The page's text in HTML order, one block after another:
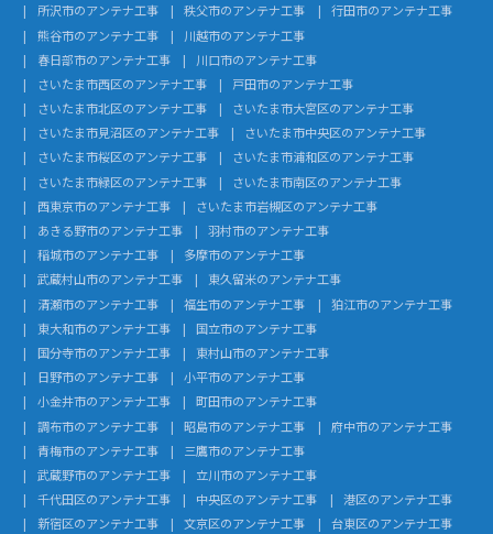
所沢市のアンテナ工事
秩父市のアンテナ工事
行田市のアンテナ工事
熊谷市のアンテナ工事
川越市のアンテナ工事
春日部市のアンテナ工事
川口市のアンテナ工事
さいたま市西区のアンテナ工事
戸田市のアンテナ工事
さいたま市北区のアンテナ工事
さいたま市大宮区のアンテナ工事
さいたま市見沼区のアンテナ工事
さいたま市中央区のアンテナ工事
さいたま市桜区のアンテナ工事
さいたま市浦和区のアンテナ工事
さいたま市緑区のアンテナ工事
さいたま市南区のアンテナ工事
西東京市のアンテナ工事
さいたま市岩槻区のアンテナ工事
あきる野市のアンテナ工事
羽村市のアンテナ工事
稲城市のアンテナ工事
多摩市のアンテナ工事
武蔵村山市のアンテナ工事
東久留米のアンテナ工事
清瀬市のアンテナ工事
福生市のアンテナ工事
狛江市のアンテナ工事
東大和市のアンテナ工事
国立市のアンテナ工事
国分寺市のアンテナ工事
東村山市のアンテナ工事
日野市のアンテナ工事
小平市のアンテナ工事
小金井市のアンテナ工事
町田市のアンテナ工事
調布市のアンテナ工事
昭島市のアンテナ工事
府中市のアンテナ工事
青梅市のアンテナ工事
三鷹市のアンテナ工事
武蔵野市のアンテナ工事
立川市のアンテナ工事
千代田区のアンテナ工事
中央区のアンテナ工事
港区のアンテナ工事
新宿区のアンテナ工事
文京区のアンテナ工事
台東区のアンテナ工事